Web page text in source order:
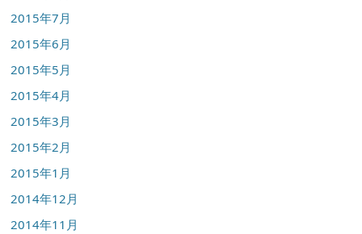
2015年7月
2015年6月
2015年5月
2015年4月
2015年3月
2015年2月
2015年1月
2014年12月
2014年11月